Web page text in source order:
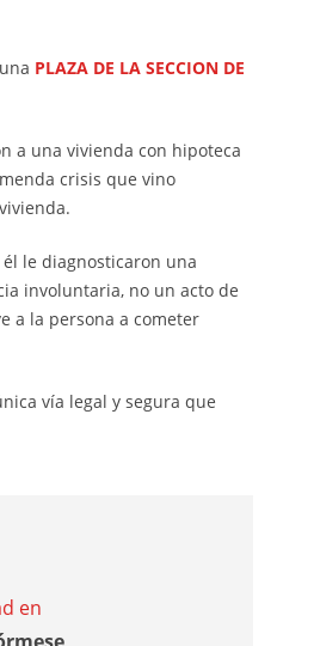
PLAZA DE LA SECCION DE
a una vivienda con hipoteca
crisis que vino
le diagnosticaron una
involuntaria, no un acto de
a la persona a cometer
vía legal y segura que
en